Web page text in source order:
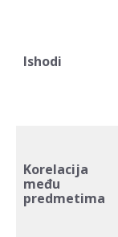
Ishodi
Korelacija
među
predmetima